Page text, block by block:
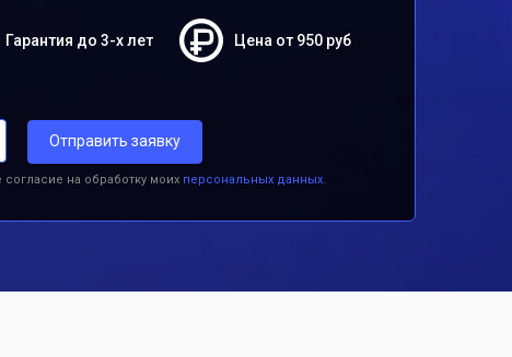
Гарантия до 3-х лет Цена от 950 руб
Отправить заявку
на обработку моих персональных данных.